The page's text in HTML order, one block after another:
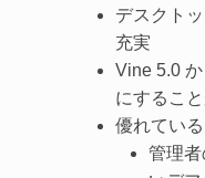
デスクト
充実
Vine 5.0
にするこ
優れてい
管理者